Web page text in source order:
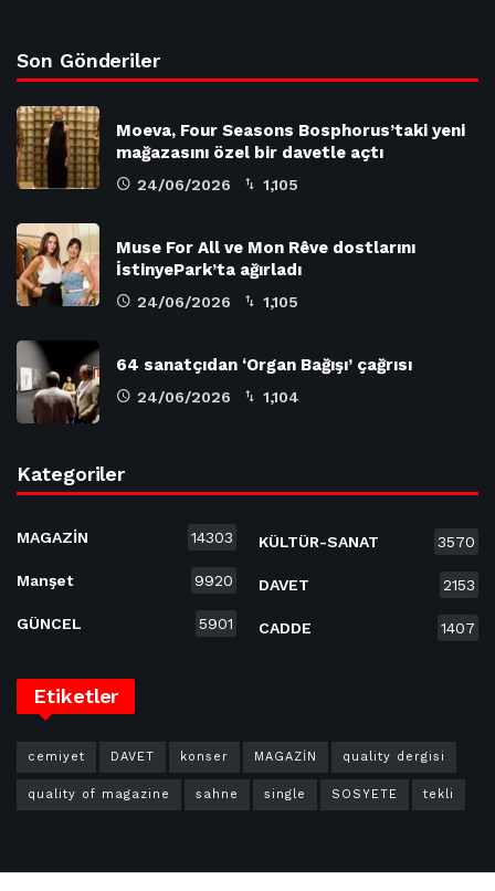
Son Gönderiler
Moeva, Four Seasons Bosphorus’taki yeni
mağazasını özel bir davetle açtı
24/06/2026 1,105
Muse For All ve Mon Rêve dostlarını
İstinyePark’ta ağırladı
24/06/2026 1,105
64 sanatçıdan ‘Organ Bağışı’ çağrısı
24/06/2026 1,104
Kategoriler
MAGAZİN 14303
Manşet 9920
GÜNCEL 5901
KÜLTÜR-SANAT 3570
DAVET 2153
CADDE 1407
Etiketler
cemiyet DAVET konser MAGAZİN quality dergisi
quality of magazine sahne single SOSYETE tekli